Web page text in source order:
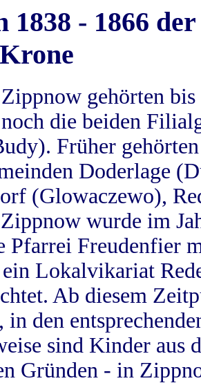
1838 - 1866
gehörten
die beiden
Früher
Doderlage
(Glowaczewo),
wurde im
Pfarrei Freudenfier
Lokalvikariat
Ab diesem
in den
sind Kinder aus
Gründen - in